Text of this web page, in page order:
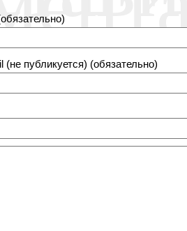
(не публикуется) (обязательно)